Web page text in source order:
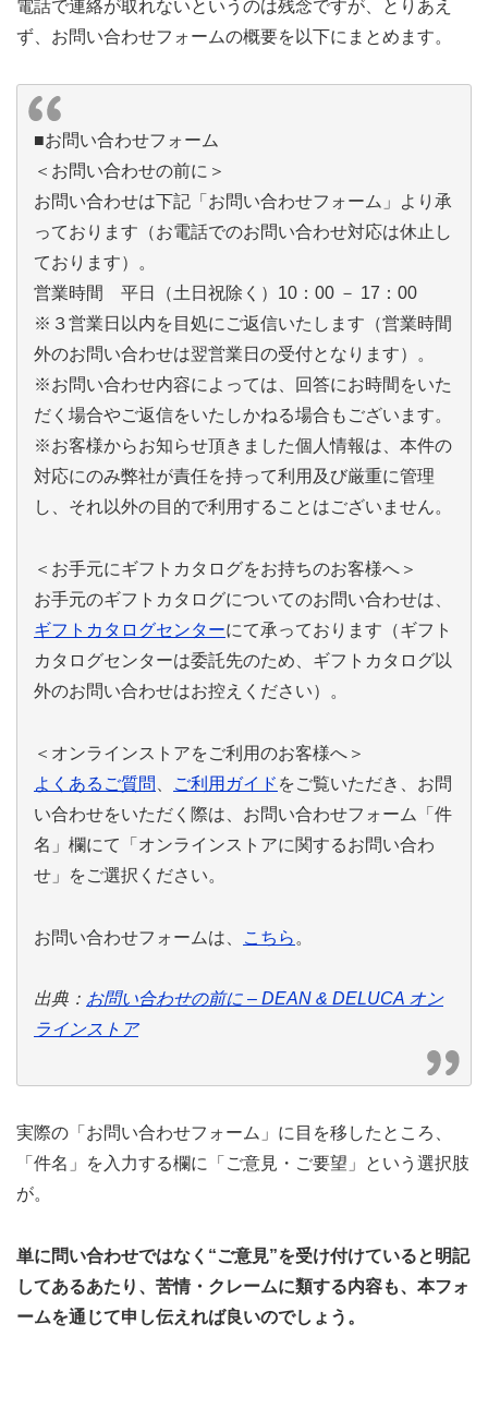
電話で連絡が取れないというのは残念ですが、とりあえ
ず、お問い合わせフォームの概要を以下にまとめます。
■お問い合わせフォーム
＜お問い合わせの前に＞
お問い合わせは下記「お問い合わせフォーム」より承
っております（お電話でのお問い合わせ対応は休止し
ております）。
営業時間 平日（土日祝除く）10：00 － 17：00
※３営業日以内を目処にご返信いたします（営業時間
外のお問い合わせは翌営業日の受付となります）。
※お問い合わせ内容によっては、回答にお時間をいた
だく場合やご返信をいたしかねる場合もございます。
※お客様からお知らせ頂きました個人情報は、本件の
対応にのみ弊社が責任を持って利用及び厳重に管理
し、それ以外の目的で利用することはございません。
＜お手元にギフトカタログをお持ちのお客様へ＞
お手元のギフトカタログについてのお問い合わせは、
ギフトカタログセンターにて承っております（ギフト
カタログセンターは委託先のため、ギフトカタログ以
外のお問い合わせはお控えください）。
＜オンラインストアをご利用のお客様へ＞
よくあるご質問
ご利用ガイド をご覧いただき、お問
い合わせをいただく際は、お問い合わせフォーム「件
名」欄にて「オンラインストアに関するお問い合わ
せ」をご選択ください。
お問い合わせフォームは、 こちら 。
出典： お問い合わせの前に – DEAN & DELUCA オン
ラインストア
実際の「お問い合わせフォーム」に目を移したところ、
「件名」を入力する欄に「ご意見・ご要望」という選択肢
が。
単に問い合わせではなく“ご意見”を受け付けていると明記
してあるあたり、苦情・クレームに類する内容も、本フォ
ームを通じて申し伝えれば良いのでしょう。